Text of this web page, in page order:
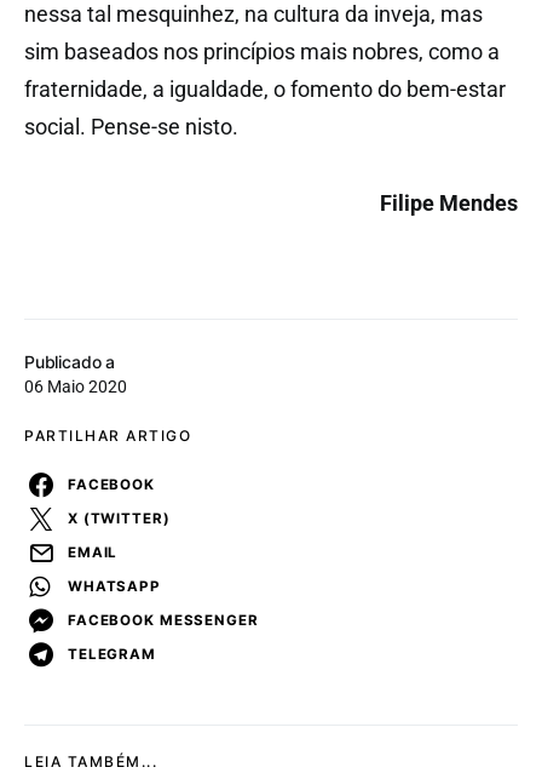
Publicado a
06 Maio 2020
PARTILHAR ARTIGO
FACEBOOK
X (TWITTER)
EMAIL
WHATSAPP
FACEBOOK MESSENGER
TELEGRAM
nessa tal mesquinhez, na cultura da inveja, mas
sim baseados nos princípios mais nobres, como a
fraternidade, a igualdade, o fomento do bem-estar
social. Pense-se nisto.
Filipe Mendes
LEIA TAMBÉM...